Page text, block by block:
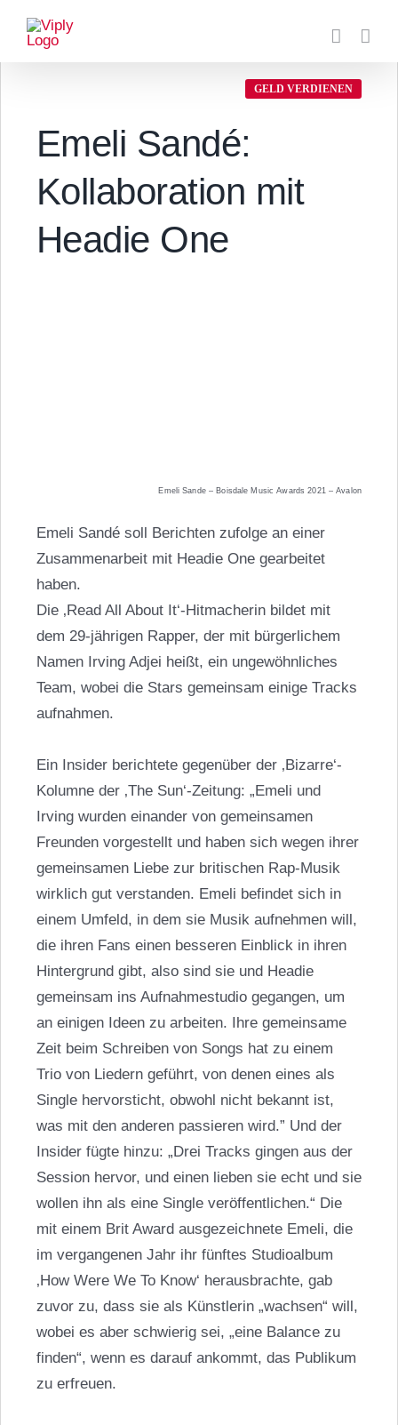
Inhalt
springen
GELD VERDIENEN
Emeli Sandé:
Kollaboration mit
Headie One
Emeli Sande – Boisdale Music Awards 2021 – Avalon
Emeli Sandé soll Berichten zufolge an einer
Zusammenarbeit mit Headie One gearbeitet
haben.
Die ‚Read All About It‘-Hitmacherin bildet mit
dem 29-jährigen Rapper, der mit bürgerlichem
Namen Irving Adjei heißt, ein ungewöhnliches
Team, wobei die Stars gemeinsam einige Tracks
aufnahmen.
Ein Insider berichtete gegenüber der ‚Bizarre‘-
Kolumne der ‚The Sun‘-Zeitung: „Emeli und
Irving wurden einander von gemeinsamen
Freunden vorgestellt und haben sich wegen ihrer
gemeinsamen Liebe zur britischen Rap-Musik
wirklich gut verstanden. Emeli befindet sich in
einem Umfeld, in dem sie Musik aufnehmen will,
die ihren Fans einen besseren Einblick in ihren
Hintergrund gibt, also sind sie und Headie
gemeinsam ins Aufnahmestudio gegangen, um
an einigen Ideen zu arbeiten. Ihre gemeinsame
Zeit beim Schreiben von Songs hat zu einem
Trio von Liedern geführt, von denen eines als
Single hervorsticht, obwohl nicht bekannt ist,
was mit den anderen passieren wird.” Und der
Insider fügte hinzu: „Drei Tracks gingen aus der
Session hervor, und einen lieben sie echt und sie
wollen ihn als eine Single veröffentlichen.“ Die
mit einem Brit Award ausgezeichnete Emeli, die
im vergangenen Jahr ihr fünftes Studioalbum
‚How Were We To Know‘ herausbrachte, gab
zuvor zu, dass sie als Künstlerin „wachsen“ will,
wobei es aber schwierig sei, „eine Balance zu
finden“, wenn es darauf ankommt, das Publikum
zu erfreuen.